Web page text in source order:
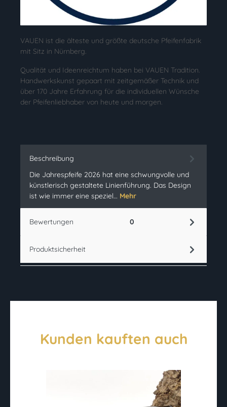
VAUEN ist die älteste und größte deutsche Pfeifenfabrik
mit Sitz in Nürnberg.
Qualität und Ideenreichtum haben bei VAUEN Tradition.
Handwerkskunst gepaart mit zeitgemäßer Technik und
über 170 Jahre Erfahrung für die individuellen Wünsche
der Pfeifenliebhaber von heute und morgen.
Beschreibung
Die Jahrespfeife 2026 hat eine schwungvolle und
künstlerisch gestaltete Linienführung. Das Design
ist wie immer eine speziel… Mehr
Bewertungen 0
Produktsicherheit
Kunden kauften auch